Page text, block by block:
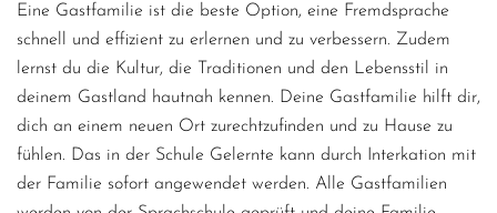
Eine Gastfamilie ist die beste Option, eine Fremdsprache
schnell und effizient zu erlernen und zu verbessern. Zudem
lernst du die Kultur, die Traditionen und den Lebensstil in
deinem Gastland hautnah kennen. Deine Gastfamilie hilft dir,
dich an einem neuen Ort zurechtzufinden und zu Hause zu
fühlen. Das in der Schule Gelernte kann durch Interkation mit
der Familie sofort angewendet werden. Alle Gastfamilien